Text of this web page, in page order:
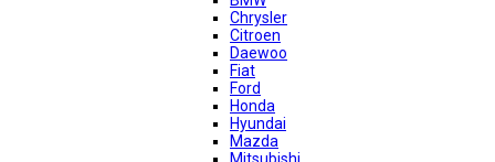
Chrysler
Citroen
Daewoo
Fiat
Ford
Honda
Hyundai
Mazda